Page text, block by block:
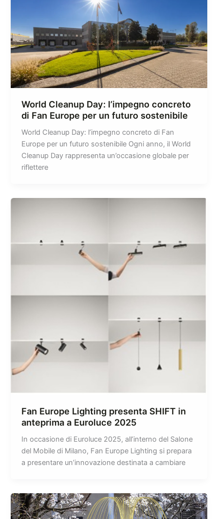
World Cleanup Day: l’impegno concreto
di Fan Europe per un futuro sostenibile
World Cleanup Day: l’impegno concreto di Fan
Europe per un futuro sostenibile Ogni anno, il World
Cleanup Day rappresenta un’occasione globale per
riflettere
Fan Europe Lighting presenta SHIFT in
anteprima a Euroluce 2025
In occasione di Euroluce 2025, all’interno del Salone
del Mobile di Milano, Fan Europe Lighting si prepara
a presentare un’innovazione destinata a cambiare